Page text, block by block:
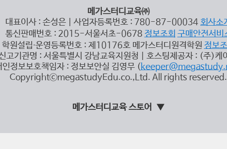
메가스터디교육㈜
대표이사 : 손성은 | 사업자등록번호 : 780-87-00034 회사소
통신판매번호 : 2015-서울서초-0678 정보조회 구매안전서비
학원설립∙운영등록번호 : 제10176호 메가스터디원격학원 정보
고기관명 : 서울특별시 강남교육지원청 | 호스팅제공자 : (주)케
인정보보호책임자 : 정보보안실 김영무 (
CopyrightⓒmegastudyEdu.co.,Ltd. All rights reserved.
메가스터디교육 스토어